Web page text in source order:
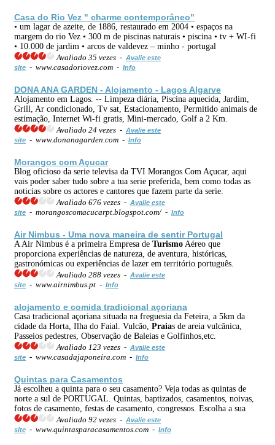
Casa do Rio Vez " charme contemporâneo"
• um lagar de azeite, de 1886, restaurado em 2004 • espaços na
margem do rio Vez • 300 m de piscinas naturais • piscina • tv + WI-fi
• 10.000 de jardim • arcos de valdevez – minho - portugal
Avaliado 35 vezes - Avalie este
site - www.casadoriovez.com - Info
DONA ANA GARDEN - Alojamento - Lagos Algarve
Alojamento em Lagos. -- Limpeza diária, Piscina aquecida, Jardim,
Grill, Ar condicionado, Tv sat, Estacionamento, Permitido animais de
estimação, Internet Wi-fi gratis, Mini-mercado, Golf a 2 Km.
Avaliado 24 vezes - Avalie este
site - www.donanagarden.com - Info
Morangos com Açucar
Blog oficioso da serie televisa da TVI Morangos Com Açucar, aqui
vais poder saber tudo sobre a tua serie preferida, bem como todas as
noticias sobre os actores e cantores que fazem parte da serie.
Avaliado 676 vezes - Avalie este
site - morangoscomacucarpt.blogspot.com/ - Info
Air Nimbus - Uma nova maneira de sentir Portugal
A Air Nimbus é a primeira Empresa de Turismo Aéreo que
proporciona experiências de natureza, de aventura, históricas,
gastronómicas ou experiências de lazer em território português.
Avaliado 288 vezes - Avalie este
site - www.airnimbus.pt - Info
alojamento e comida tradicional açoriana
Casa tradicional açoriana situada na freguesia da Feteira, a 5km da
cidade da Horta, Ilha do Faial. Vulcão, Praias de areia vulcânica,
Passeios pedestres, Observação de Baleias e Golfinhos,etc.
Avaliado 123 vezes - Avalie este
site - www.casadajaponeira.com - Info
Quintas para Casamentos
Já escolheu a quinta para o seu casamento? Veja todas as quintas de
norte a sul de PORTUGAL. Quintas, baptizados, casamentos, noivas,
fotos de casamento, festas de casamento, congressos. Escolha a sua
Avaliado 92 vezes - Avalie este
site - www.quintasparacasamentos.com - Info